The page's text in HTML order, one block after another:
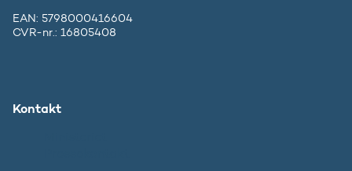
EAN: 5798000416604
CVR-nr.: 16805408
Kontakt